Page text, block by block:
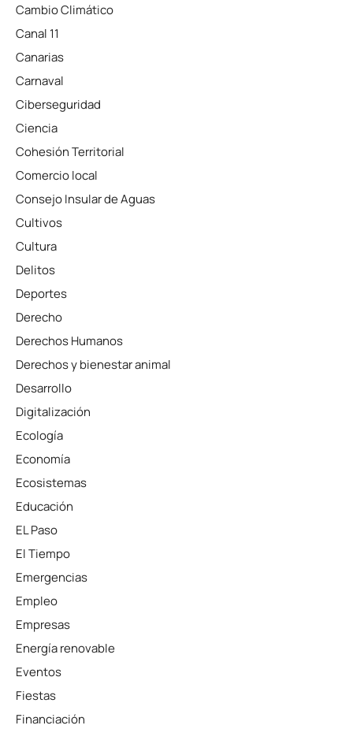
Cambio Climático
Canal 11
Canarias
Carnaval
Ciberseguridad
Ciencia
Cohesión Territorial
Comercio local
Consejo Insular de Aguas
Cultivos
Cultura
Delitos
Deportes
Derecho
Derechos Humanos
Derechos y bienestar animal
Desarrollo
Digitalización
Ecología
Economía
Ecosistemas
Educación
EL Paso
El Tiempo
Emergencias
Empleo
Empresas
Energía renovable
Eventos
Fiestas
Financiación